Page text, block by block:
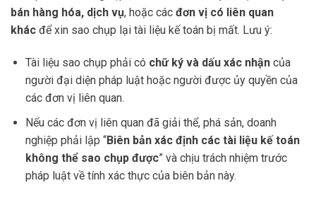
bán hàng hóa, dịch vụ, hoặc các đơn vị có liên quan
khác để xin sao chụp lại tài liệu kế toán bị mất. Lưu ý:
Tài liệu sao chụp phải có chữ ký và dấu xác nhậncủa
người đại diện pháp luật hoặc người được ủy quyền của
các đơn vị liên quan.
Nếu các đơn vị liên quan đã giải thể, phá sản, doanh
nghiệp phải lập “Biên bản xác định các tài liệu kế toán
không thể sao chụp được” và chịu trách nhiệm trước
pháp luật về tính xác thực của biên bản này.